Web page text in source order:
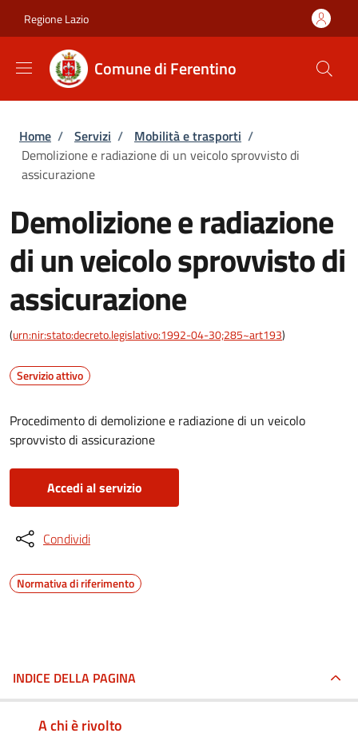
Regione Lazio
Comune di Ferentino
Briciole di pane
Home / Servizi / Mobilità e trasporti /
Demolizione e radiazione di un veicolo sprovvisto di
assicurazione
Demolizione e radiazione
di un veicolo sprovvisto di
assicurazione
(urn:nir:stato:decreto.legislativo:1992-04-30;285~art193)
Servizio attivo
Procedimento di demolizione e radiazione di un veicolo
sprovvisto di assicurazione
Accedi al servizio
Condividi
Normativa di riferimento
INDICE DELLA PAGINA
A chi è rivolto